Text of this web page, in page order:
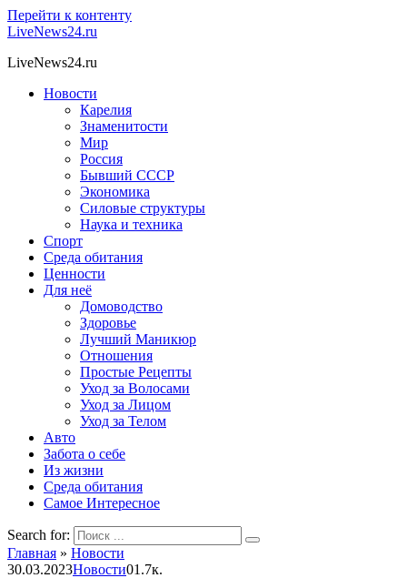
Перейти к контенту
LiveNews24.ru
LiveNews24.ru
Новости
Карелия
Знаменитости
Мир
Россия
Бывший СССР
Экономика
Силовые структуры
Наука и техника
Спорт
Среда обитания
Ценности
Для неё
Домоводство
Здоровье
Лучший Маникюр
Отношения
Простые Рецепты
Уход за Волосами
Уход за Лицом
Уход за Телом
Авто
Забота о себе
Из жизни
Среда обитания
Самое Интересное
Search for:
Главная » Новости
30.03.2023Новости01.7к.